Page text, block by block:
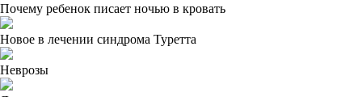
Почему ребенок писает ночью в кровать
Новое в лечении синдрома Туретта
Неврозы